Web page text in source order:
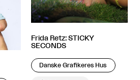
Frida Retz: STICKY
SECONDS
Danske Grafikeres Hus